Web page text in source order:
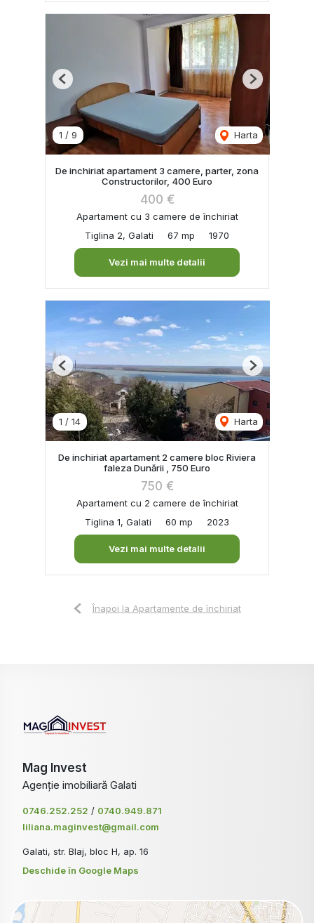
1 / 9 Harta
Previous Next
De inchiriat apartament 3 camere, parter, zona
Constructorilor, 400 Euro
400 €
Apartament cu 3 camere de închiriat
Tiglina 2, Galati
67 mp 1970
Vezi mai multe detalii
1 / 14 Harta
Previous Next
De inchiriat apartament 2 camere bloc Riviera
faleza Dunării , 750 Euro
750 €
Apartament cu 2 camere de închiriat
Tiglina 1, Galati
60 mp 2023
Vezi mai multe detalii
Înapoi la Apartamente de închiriat
Mag Invest
Agenție imobiliară Galati
0746.252.252 / 0740.949.871
liliana.maginvest@gmail.com
Galati, str. Blaj, bloc H, ap. 16
Deschide în Google Maps